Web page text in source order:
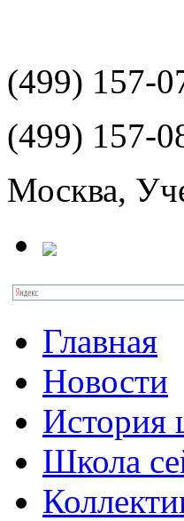
(499) 157-
(499) 157-
Москва,
Главная
Новости
История
Школа